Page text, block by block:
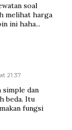
soal
melihat harga
ini haha...
21:37
simple dan
beda. Itu
fungsi